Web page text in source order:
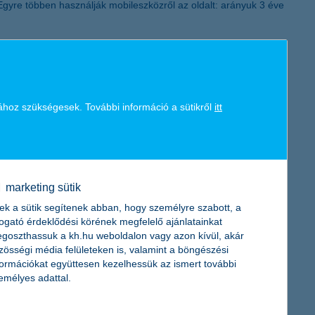
többen használják mobileszközről az oldalt: arányuk 3 éve
Az online felület használatával nagyjából 2,6 tonna papírt
azonosító és/vagy szerződési adatok megadása nélkül.
szükségesek. További információ a sütikről itt
marketing sütik
a sütik segítenek abban, hogy személyre szabott, a
érdeklődési körének megfelelő ajánlatainkat
a kh.hu weboldalon vagy azon kívül, akár
média felületeken is, valamint a böngészési
együttesen kezelhessük az ismert további
adattal.